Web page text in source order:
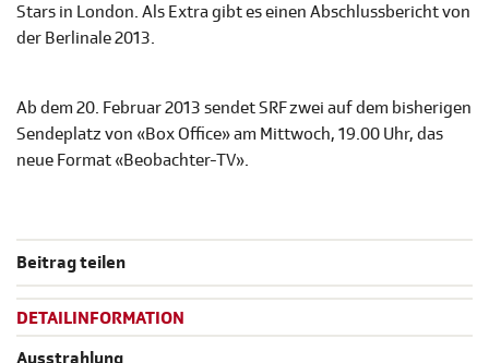
Stars in London. Als Extra gibt es einen Abschlussbericht von
der Berlinale 2013.
Ab dem 20. Februar 2013 sendet SRF zwei auf dem bisherigen
Sendeplatz von «Box Office» am Mittwoch, 19.00 Uhr, das
neue Format «Beobachter-TV».
Beitrag teilen
DETAILINFORMATION
Ausstrahlung